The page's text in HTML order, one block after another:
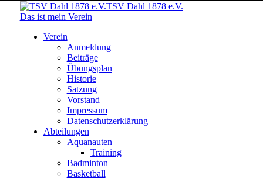
TSV Dahl 1878 e.V.
Das ist mein Verein
Verein
Anmeldung
Beiträge
Übungsplan
Historie
Satzung
Vorstand
Impressum
Datenschutzerklärung
Abteilungen
Aquanauten
Training
Badminton
Basketball